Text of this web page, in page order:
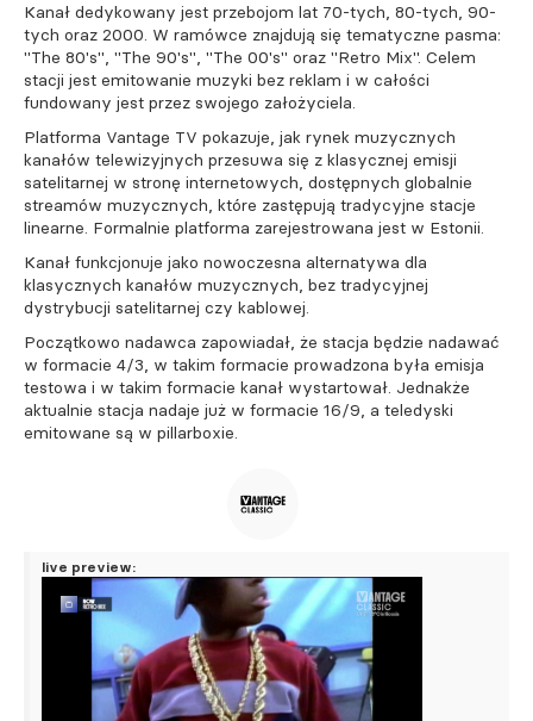
Kanał dedykowany jest przebojom lat 70-tych, 80-tych, 90-
tych oraz 2000. W ramówce znajdują się tematyczne pasma:
"The 80's", "The 90's", "The 00's" oraz "Retro Mix". Celem
stacji jest emitowanie muzyki bez reklam i w całości
fundowany jest przez swojego założyciela.
Platforma Vantage TV pokazuje, jak rynek muzycznych
kanałów telewizyjnych przesuwa się z klasycznej emisji
satelitarnej w stronę internetowych, dostępnych globalnie
streamów muzycznych, które zastępują tradycyjne stacje
linearne. Formalnie platforma zarejestrowana jest w Estonii.
Kanał funkcjonuje jako nowoczesna alternatywa dla
klasycznych kanałów muzycznych, bez tradycyjnej
dystrybucji satelitarnej czy kablowej.
Początkowo nadawca zapowiadał, że stacja będzie nadawać
w formacie 4/3, w takim formacie prowadzona była emisja
testowa i w takim formacie kanał wystartował. Jednakże
aktualnie stacja nadaje już w formacie 16/9, a teledyski
emitowane są w pillarboxie.
live preview: